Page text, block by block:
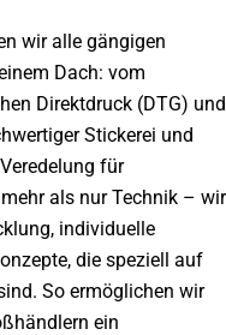
wir alle gängigen
Dach: vom
Direktdruck (DTG) und
Stickerei und
für
als nur Technik – wir
individuelle
die speziell auf
So ermöglichen wir
ein